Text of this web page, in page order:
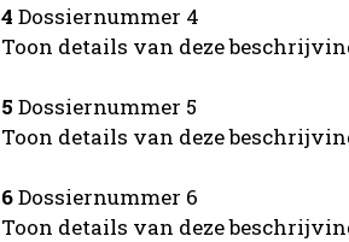
4 Dossiernummer 4
Toon details van deze
5 Dossiernummer 5
Toon details van deze
6Dossiernummer 6
Toon details van deze